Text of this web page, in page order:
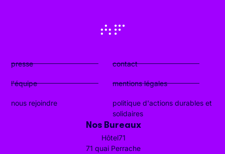
presse
l'équipe
nous rejoindre
contact
mentions légales
politique d'actions durables et
solidaires
Nos Bureaux
Hôtel71
71 quai Perrache